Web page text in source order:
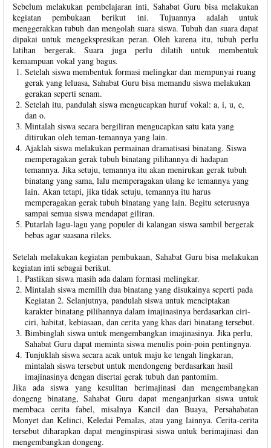
Sebelum melakukan pembelajaran inti, Sahabat Guru bisa melakukan
kegiatan pembukaan berikut ini. Tujuannya adalah untuk
menggerakkan tubuh dan mengolah suara siswa. Tubuh dan suara dapat
dipakai untuk mengekspresikan peran. Oleh karena itu, tubuh perlu
latihan bergerak. Suara juga perlu dilatih untuk membentuk
kemampuan vokal yang bagus.
Setelah siswa membentuk formasi melingkar dan mempunyai ruang
gerak yang leluasa, Sahabat Guru bisa memandu siswa melakukan
gerakan seperti senam.
Setelah itu, pandulah siswa mengucapkan huruf vokal: a, i, u, e,
dan o.
Mintalah siswa secara bergiliran mengucapkan satu kata yang
ditirukan oleh teman-temannya yang lain.
Ajaklah siswa melakukan permainan dramatisasi binatang. Siswa
memperagakan gerak tubuh binatang pilihannya di hadapan
temannya. Jika setuju, temannya itu akan menirukan gerak tubuh
binatang yang sama, lalu memperagakan ulang ke temannya yang
lain. Akan tetapi, jika tidak setuju, temannya itu harus
memperagakan gerak tubuh binatang yang lain. Begitu seterusnya
sampai semua siswa mendapat giliran.
Putarlah lagu-lagu yang populer di kalangan siswa sambil bergerak
bebas agar suasana rileks.
Setelah melakukan kegiatan pembukaan, Sahabat Guru bisa melakukan
kegiatan inti sebagai berikut.
Pastikan siswa masih ada dalam formasi melingkar.
Mintalah siswa memilih dua binatang yang disukainya seperti pada
Kegiatan 2. Selanjutnya, pandulah siswa untuk menciptakan
karakter binatang pilihannya dalam imajinasinya berdasarkan ciri-
ciri, habitat, kebiasaan, dan cerita yang khas dari binatang tersebut.
Bimbinglah siswa untuk mengembangkan imajinasinya. Jika perlu,
Sahabat Guru dapat meminta siswa menulis poin-poin pentingnya.
Tunjuklah siswa secara acak untuk maju ke tengah lingkaran,
mintalah siswa tersebut untuk mendongeng berdasarkan hasil
imajinasinya dengan disertai gerak tubuh dan pantomim.
Jika ada siswa yang kesulitan berimajinasi dan mengembangkan
dongeng binatang, Sahabat Guru dapat menganjurkan siswa untuk
membaca cerita fabel, misalnya Kancil dan Buaya, Persahabatan
Monyet dan Kelinci, Keledai Pemalas, atau yang lainnya. Cerita-cerita
tersebut diharapkan dapat menginspirasi siswa untuk berimajinasi dan
mengembangkan dongeng.